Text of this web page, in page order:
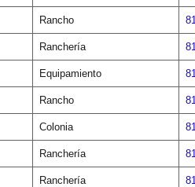
Rancho
Ranchería
Equipamiento
Rancho
Colonia
Ranchería
Ranchería